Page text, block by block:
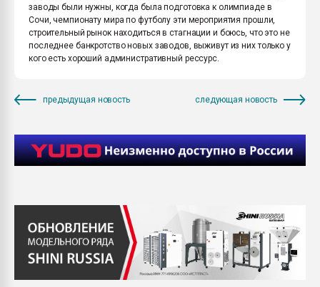
заводы были нужны, когда была подготовка к олимпиаде в
Сочи, чемпионату мира по футболу эти мероприятия прошли,
строительный рынок находиться в стагнации и боюсь, что это не
последнее банкротство новых заводов, выживут из них только у
кого есть хороший административный рессурс.
предыдущая новость следующая новость